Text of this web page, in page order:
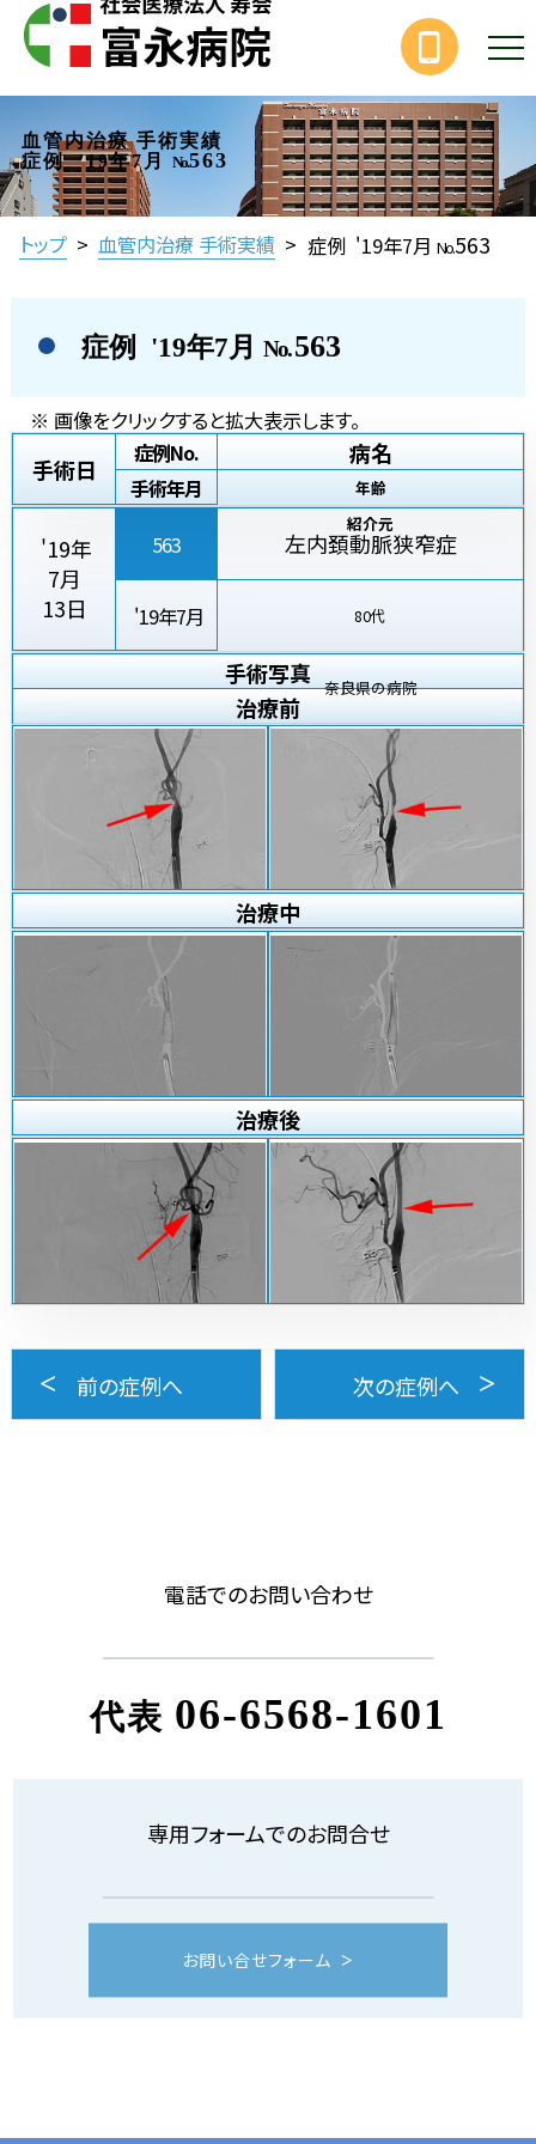
血管内治療 手術実績
症例 '19年7月
No.563
トップ > 血管内治療 手術実績 > 症例 '19年7月 No.563
症例 '19年7月 No.563
※ 画像をクリックすると拡大表示します。
手術日
症例No.
手術年月
病名
年齢
紹介元
'19年
7月
13日
563
'19年7月
左内頚動脈狭窄症
80代
奈良県の病院
手術写真
治療前
治療中
治療後
前の症例へ 次の症例へ
電話でのお問い合わせ
代表 06-6568-1601
専用フォームでのお問合せ
お問い合せフォーム